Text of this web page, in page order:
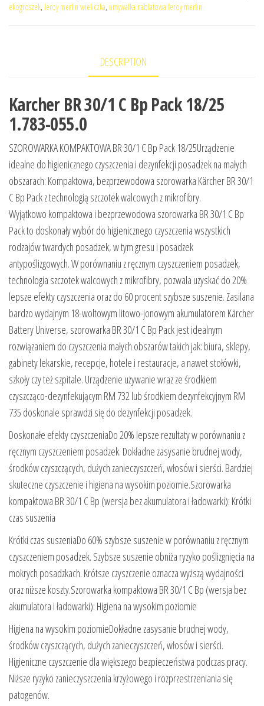
ekogroszek, leroy merlin wieliczka, umywalka nablatowa leroy merlin
DESCRIPTION
Karcher BR 30/1 C Bp Pack 18/25
1.783-055.0
SZOROWARKA KOMPAKTOWA BR 30/1 C Bp Pack 18/25Urządzenie
idealne do higienicznego czyszczenia i dezynfekcji posadzek na małych
obszarach: Kompaktowa, bezprzewodowa szorowarka Kärcher BR 30/1
C Bp Pack z technologią szczotek walcowych z mikrofibry.
Wyjątkowo kompaktowa i bezprzewodowa szorowarka BR 30/1 C Bp
Pack to doskonały wybór do higienicznego czyszczenia wszystkich
rodzajów twardych posadzek, w tym gresu i posadzek
antypoślizgowych. W porównaniu z ręcznym czyszczeniem posadzek,
technologia szczotek walcowych z mikrofibry, pozwala uzyskać do 20%
lepsze efekty czyszczenia oraz do 60 procent szybsze suszenie. Zasilana
bardzo wydajnym 18-woltowym litowo-jonowym akumulatorem Kärcher
Battery Universe, szorowarka BR 30/1 C Bp Pack jest idealnym
rozwiązaniem do czyszczenia małych obszarów takich jak: biura, sklepy,
gabinety lekarskie, recepcje, hotele i restauracje, a nawet stołówki,
szkoły czy też szpitale. Urządzenie używanie wraz ze środkiem
czyszcząco-dezynfekującym RM 732 lub środkiem dezynfekcyjnym RM
735 doskonale sprawdzi się do dezynfekcji posadzek.
Doskonałe efekty czyszczeniaDo 20% lepsze rezultaty w porównaniu z
ręcznym czyszczeniem posadzek. Dokładne zasysanie brudnej wody,
środków czyszczących, dużych zanieczyszczeń, włosów i sierści. Bardziej
skuteczne czyszczenie i higiena na wysokim poziomie.Szorowarka
kompaktowa BR 30/1 C Bp (wersja bez akumulatora i ładowarki): Krótki
czas suszenia
Krótki czas suszeniaDo 60% szybsze suszenie w porównaniu z ręcznym
czyszczeniem posadzek. Szybsze suszenie obniża ryzyko poślizgnięcia na
mokrych posadzkach. Krótsze czyszczenie oznacza wyższą wydajności
oraz niższe koszty.Szorowarka kompaktowa BR 30/1 C Bp (wersja bez
akumulatora i ładowarki): Higiena na wysokim poziomie
Higiena na wysokim poziomieDokładne zasysanie brudnej wody,
środków czyszczących, dużych zanieczyszczeń, włosów i sierści.
Higieniczne czyszczenie dla większego bezpieczeństwa podczas pracy.
Niższe ryzyko zanieczyszczenia krzyżowego i rozprzestrzeniania się
patogenów.